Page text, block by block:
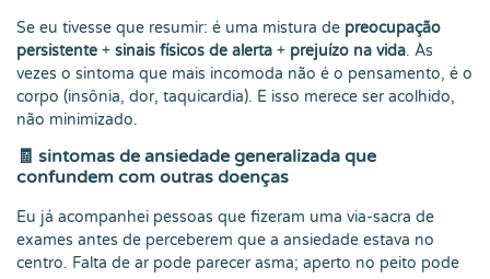
Se eu tivesse que resumir: é uma mistura de preocupação
persistente + sinais físicos de alerta + prejuízo na vida. Às
vezes o sintoma que mais incomoda não é o pensamento, é o
corpo (insônia, dor, taquicardia). E isso merece ser acolhido,
não minimizado.
🧾 sintomas de ansiedade generalizada que
confundem com outras doenças
Eu já acompanhei pessoas que fizeram uma via-sacra de
exames antes de perceberem que a ansiedade estava no
centro. Falta de ar pode parecer asma; aperto no peito pode